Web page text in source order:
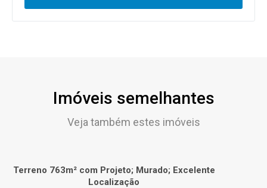
Imóveis semelhantes
Veja também estes imóveis
Terreno 763m² com Projeto; Murado; Excelente
Localização